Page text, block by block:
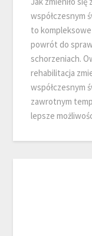
współczesnym
to kompleksowe
powrót do
schorzeniach.
rehabilitacja
współczesnym
zawrotnym
lepsze